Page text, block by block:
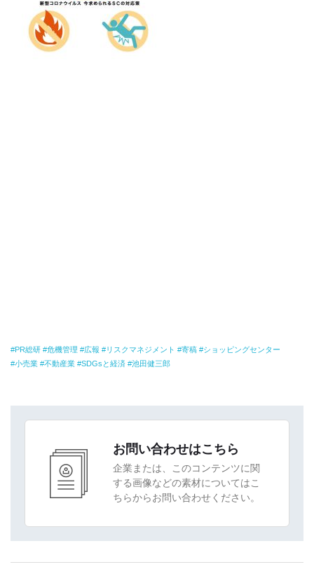
PR総研 危機管理 広報 リスクマネジメント 寄稿
ショッピングセンター
小売業
不動産業 SDGsと経済 池田健三郎
お問い合わせはこちら
企業または、このコンテンツに関
する画像などの素材についてはこ
ちらからお問い合わせください。